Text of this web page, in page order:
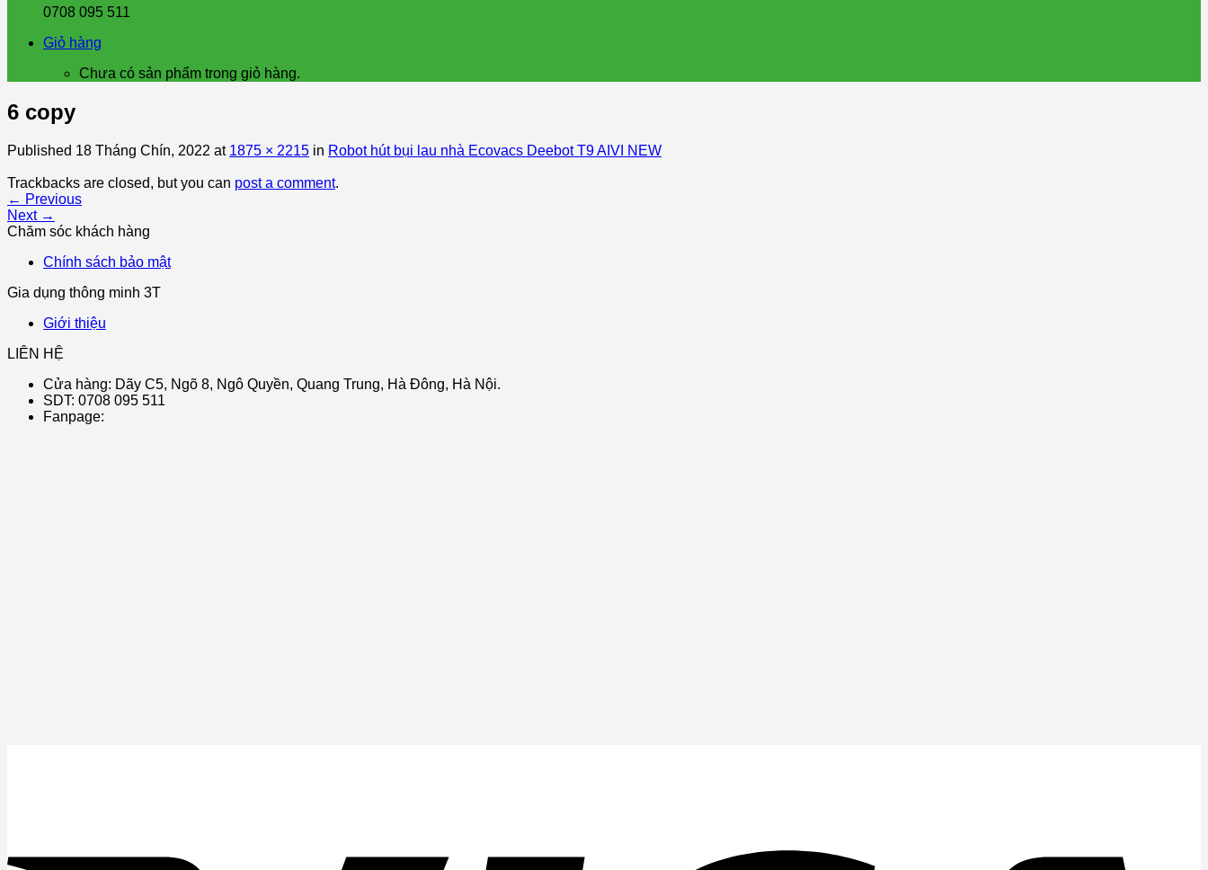
0708 095 511
Giỏ hàng
Chưa có sản phẩm trong giỏ hàng.
6 copy
Published 18 Tháng Chín, 2022 at 1875 × 2215 in Robot hút bụi lau nhà Ecovacs Deebot T9 AIVI NEW
Trackbacks are closed, but you can post a comment.
← Previous
Next →
Chăm sóc khách hàng
Chính sách bảo mật
Gia dụng thông minh 3T
Giới thiệu
LIÊN HỆ
Cửa hàng: Dãy C5, Ngõ 8, Ngô Quyền, Quang Trung, Hà Đông, Hà Nội.
SDT: 0708 095 511
Fanpage: